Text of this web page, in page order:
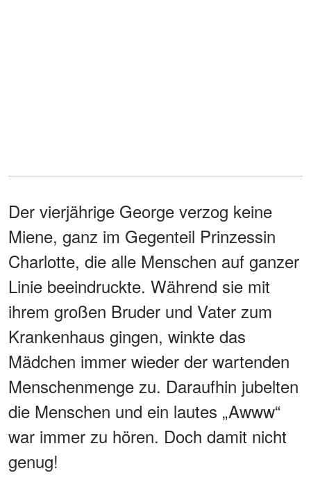
Der vierjährige George verzog keine
Miene, ganz im Gegenteil Prinzessin
Charlotte, die alle Menschen auf ganzer
Linie beeindruckte. Während sie mit
ihrem großen Bruder und Vater zum
Krankenhaus gingen, winkte das
Mädchen immer wieder der wartenden
Menschenmenge zu. Daraufhin jubelten
die Menschen und ein lautes „Awww“
war immer zu hören. Doch damit nicht
genug!